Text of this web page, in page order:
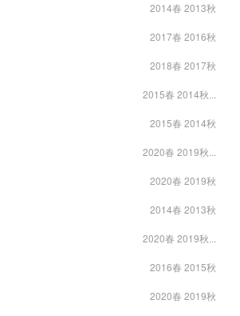
2014春 2013秋
2017春 2016秋
2018春 2017秋
2015春 2014秋...
2015春 2014秋
2020春 2019秋...
2020春 2019秋
2014春 2013秋
2020春 2019秋...
2016春 2015秋
2020春 2019秋